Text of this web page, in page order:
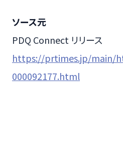
ソース元
PDQ Connect リリース
https://prtimes.jp/main/
000092177.html